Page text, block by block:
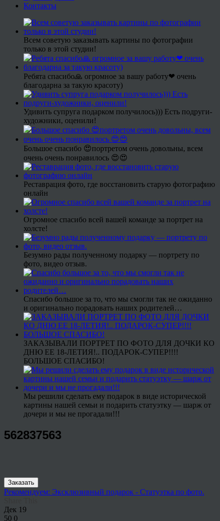
Контакты
Всем советую заказывать картины по фотографии
только в этой студии!
Ребята спасибо🙏 огромное за вашу работу❤ очень
благодарна за такую красоту)
Удивить супруга подарком получилось))) Есть подруги-
художники, оценили!
Большое спасибо 😍портретом очень довольны, всем
очень очень понравилось 😍😍
Реставрация фото, где восстановить старую фотографию
онлайн
Огромное спасибо всей вашей команде за портрет на
холсте!
Безумно рады полученному подарку — портрету по
фото, видео отзыв.
Спасибо большое за то, что мы смогли так не ожиданно
и оригинально порадовать наших родителей…
ЗАКАЗЫВАЛИ ПОРТРЕТ ПО ФОТО ДЛЯ ДОЧКИ КО
ДНЮ ЕЕ 18-ЛЕТИЯ!.. ПОДАРОК-СУПЕР!!!!
БОЛЬШОЕ СПАСИБО!
Мы решили сделать ему подарок в виде исторической
картины нашей семьи и подарить статуэтку — шарж от
дочери и мы не прогадали!!!
562837563
Заказать
Рекомендуем: Эксклюзивный подарок - Статуэтка по фото.
Дек 19
50 0